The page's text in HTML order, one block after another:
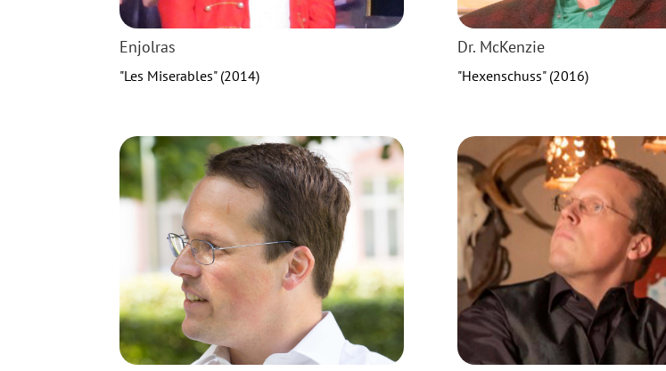
Enjolras
"Les Miserables" (2014)
Dr. McKenzie
"Hexenschuss" (2016)